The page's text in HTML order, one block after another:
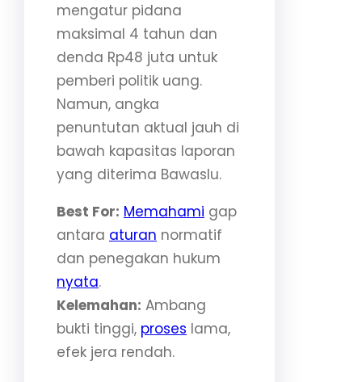
mengatur pidana
maksimal 4 tahun dan
denda Rp48 juta untuk
pemberi politik uang.
Namun, angka
penuntutan aktual jauh di
bawah kapasitas laporan
yang diterima Bawaslu.
Best For: Memahami gap
antara aturan normatif
dan penegakan hukum
nyata.
Kelemahan: Ambang
bukti tinggi, proses lama,
efek jera rendah.